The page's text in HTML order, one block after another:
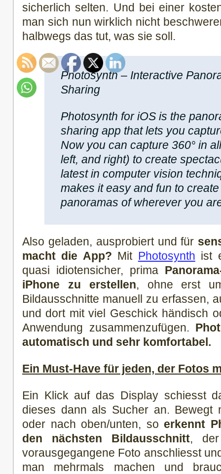
sicherlich selten. Und bei einer
man sich nun wirklich nicht
halbwegs das tut, was sie soll.
Photosynth – Interactive
Sharing
Photosynth for iOS is the
sharing app that lets you
Now you can capture 360° in
left, and right) to create
latest in computer vision
makes it easy and fun to
panoramas of wherever you
Also geladen, ausprobiert und für
macht die App? Mit Photosynth ist
quasi idiotensicher, prima
iPhone zu erstellen, ohne erst
Bildausschnitte manuell zu erfassen,
und dort mit viel Geschick händisch
Anwendung zusammenzufügen.
automatisch und sehr komfortabel.
Ein Must-Have für jeden, der Fotos
Ein Klick auf das Display schiesst
dieses dann als Sucher an. Bewegt
oder nach oben/unten, so erkennt
den nächsten Bildausschnitt,
vorausgegangene Foto anschliesst
man mehrmals machen und